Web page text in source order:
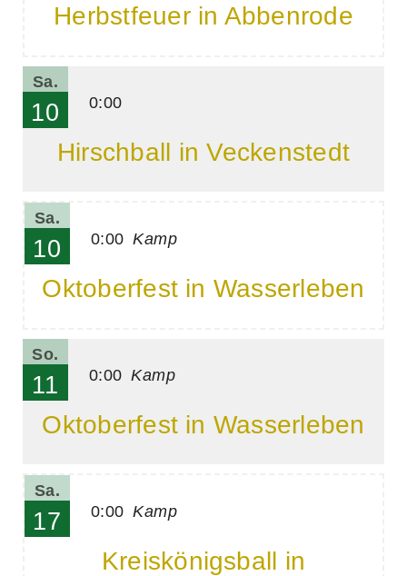
Herbstfeuer in Abbenrode
Sa.
10 0:00
Hirschball in Veckenstedt
Sa.
10 0:00 Kamp
Oktoberfest in Wasserleben
So.
11 0:00 Kamp
Oktoberfest in Wasserleben
Sa.
17 0:00 Kamp
Kreiskönigsball in